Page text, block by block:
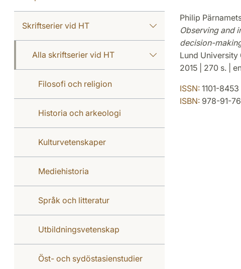
Skriftserier vid HT
Alla skriftserier vid HT
Filosofi och religion
Historia och arkeologi
Kulturvetenskaper
Mediehistoria
Språk och litteratur
Utbildningsvetenskap
Öst- och sydöstasienstudier
Philip
Observing and
decision-
Lund University
2015 | 270 s. |
ISSN:1101-8453
ISBN:978-91-